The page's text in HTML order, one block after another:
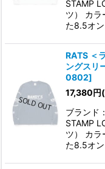
STAMP
ツ） カ
た8.5オ
RATS ＜
ングスリ
0802]
17,380円
ブラン
STAMP
ツ） カ
た8.5オ